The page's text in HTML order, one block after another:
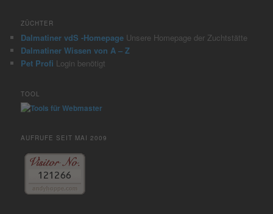
ZÜCHTER
Dalmatiner vdS -Homepage Unsere Homepage der Zuchtstätte
Dalmatiner Wissen von A – Z
Pet Profi Login benötigt
TOOL
AUFRUFE SEIT MAI 2009